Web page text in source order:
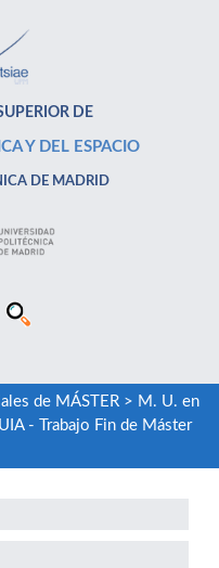
DE
Y DEL ESPACIO
DE MADRID
de MÁSTER> M. U. en
- Trabajo Fin de Máster